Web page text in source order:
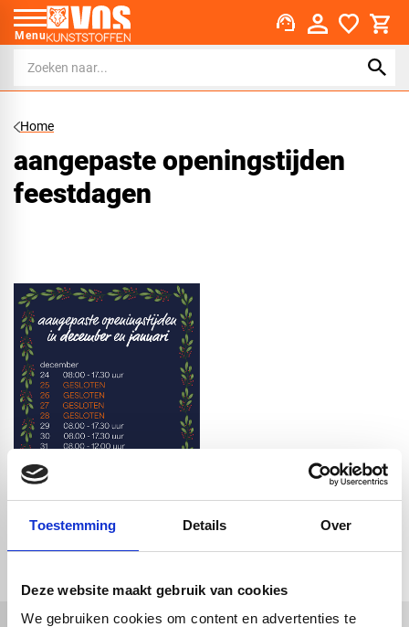
Toestemming Details Over
Deze website maakt gebruik van cookies
We gebruiken cookies om content en advertenties te
Menu support_agent
Home
aangepaste openingstijden
feestdagen